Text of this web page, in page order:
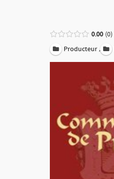
0.00 0
Producteur ,